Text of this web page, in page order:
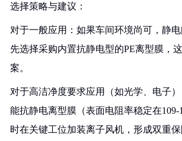
选择策略与建议：
对于一般应用：如果车间环境尚可，静
先选择采购内置抗静电型的PE离型膜，
案。
对于高洁净度要求应用（如光学、电子
能抗静电离型膜（表面电阻率稳定在109-
时在关键工位加装离子风机，形成双重保